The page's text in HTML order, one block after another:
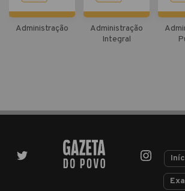
Administração
Administração
Integral